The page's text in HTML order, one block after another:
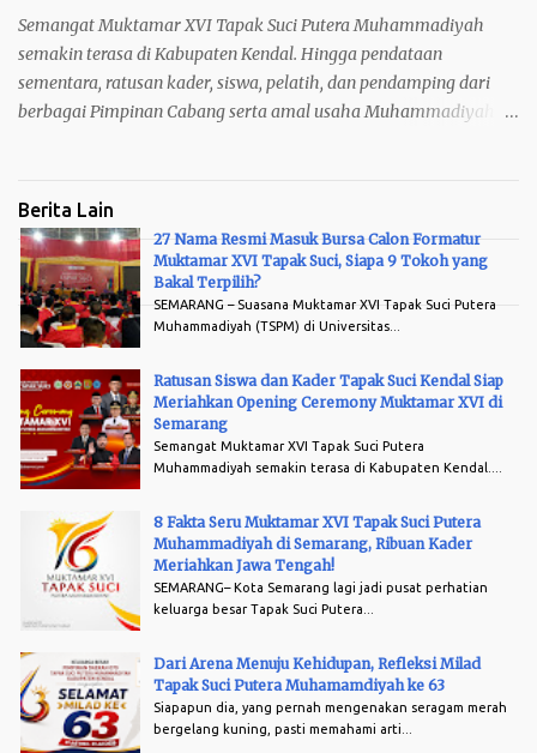
Langkah : – Langkah Lipat – Langka...
Semangat Muktamar XVI Tapak Suci Putera Muhammadiyah
semakin terasa di Kabupaten Kendal. Hingga pendataan
sementara, ratusan kader, siswa, pelatih, dan pendamping dari
berbagai Pimpinan Cabang serta amal usaha Muhammadiyah di
Tapak Suci Putera Muhammadiyah di Lapangan Pancasila
Simpang Lima Semarang, Sabtu, 8 Agus tus 2026. Kehadiran
mereka bukan sekadar memenuhi arena, tetapi menjadi bukti
nyata kecintaan dan kebanggaan terhadap Tapak Suci yang kini
memasuki babak baru perjalanan organisasinya. Data sementara
menunjukkan antusiasme yang luar biasa. MIM Mulyosari siap
memberangkatkan 35 peserta menggunakan 1 bus . SD
Muhammadiyah Sukorejo mengirimkan 30 peserta dengan 1 bus .
Dari MIM Pagersari , sebanyak 66 siswa didampingi 9
pendamping akan berangkat menggunakan 2 bus medium dan 1
mobil Luxio . Sementara itu, Pondok Pesantren Darul Arqam
menjadi kontingen terbesar de...
Berita Lain
27 Nama Resmi Masuk Bursa Calon Formatur
Muktamar XVI Tapak Suci, Siapa 9 Tokoh yang
Bakal Terpilih?
SEMARANG – Suasana Muktamar XVI Tapak Suci Putera
Muhammadiyah (TSPM) di Universitas...
Ratusan Siswa dan Kader Tapak Suci Kendal Siap
Meriahkan Opening Ceremony Muktamar XVI di
Semarang
Semangat Muktamar XVI Tapak Suci Putera
Muhammadiyah semakin terasa di Kabupaten Kendal....
8 Fakta Seru Muktamar XVI Tapak Suci Putera
Muhammadiyah di Semarang, Ribuan Kader
Meriahkan Jawa Tengah!
SEMARANG– Kota Semarang lagi jadi pusat perhatian
keluarga besar Tapak Suci Putera...
Dari Arena Menuju Kehidupan, Refleksi Milad
Tapak Suci Putera Muhamamdiyah ke 63
Siapapun dia, yang pernah mengenakan seragam merah
bergelang kuning, pasti memahami arti...
Arsip